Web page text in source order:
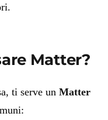
Matter?
ti serve un Matter